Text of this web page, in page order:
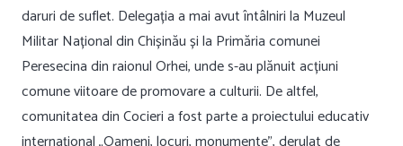
daruri de suflet. Delegația a mai avut întâlniri la Muzeul
Militar Național din Chișinău și la Primăria comunei
Peresecina din raionul Orhei, unde s-au plănuit acțiuni
comune viitoare de promovare a culturii. De altfel,
comunitatea din Cocieri a fost parte a proiectului educativ